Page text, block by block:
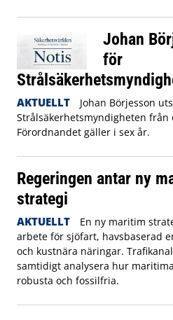
Johan
för
AKTUELLT
Johan Börjesson
Strålsäkerhetsmyndigheten från
Förordnandet gäller i sex år.
Regeringen antar ny
strategi
AKTUELLT
En ny maritim
arbete för sjöfart, havsbaserad
och kustnära näringar.
samtidigt analysera hur
robusta och fossilfria.